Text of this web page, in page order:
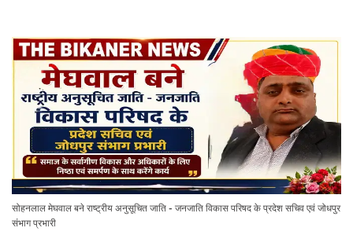
सोहनलाल मेघवाल बने राष्ट्रीय अनुसूचित जाति - जनजाति विकास परिषद के प्रदेश सचिव एवं जोधपुर
संभाग प्रभारी